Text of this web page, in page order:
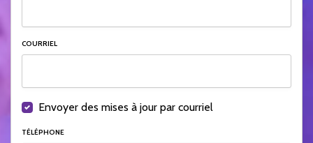
COURRIEL
Envoyer des mises à jour par courriel
TÉLÉPHONE